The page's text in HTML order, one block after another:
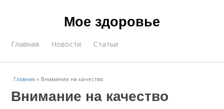
Мое здоровье
Главная Новости Статьи
Главная » Внимание на качество
Внимание на качество